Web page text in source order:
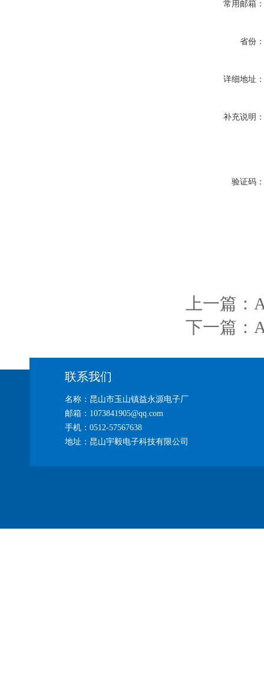
常用邮箱：
省份：
详细地址：
补充说明：
验证码：
上一篇：
下一篇：
联系我们
名称：昆山市玉山镇益永源电子厂
邮箱：1073841905@qq.com
手机：0512-57567638
地址：昆山宇毅电子科技有限公司